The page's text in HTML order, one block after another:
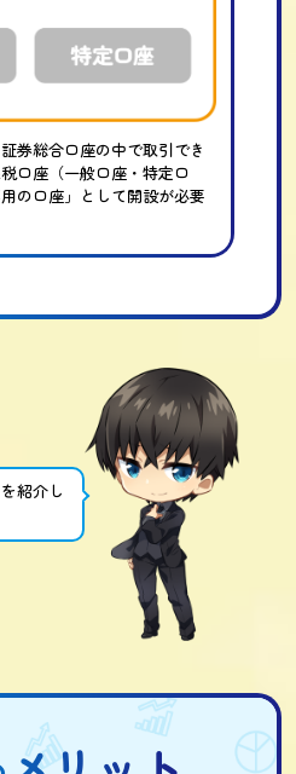
券総合口座の中で取引でき
口座（一般口座・特定口
の口座」として開設が必要
紹介し